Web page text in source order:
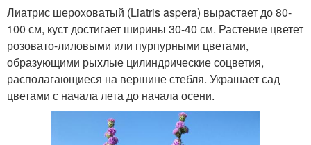
Лиатрис шероховатый (Liatris aspera) вырастает до 80-
100 см, куст достигает ширины 30-40 см. Растение цветет
розовато-лиловыми или пурпурными цветами,
образующими рыхлые цилиндрические соцветия,
располагающиеся на вершине стебля. Украшает сад
цветами с начала лета до начала осени.